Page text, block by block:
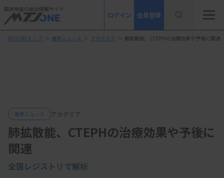
臨床検査の総合情報サイト
ログイン 会員登録
MTJONEトップ ＞ 業界ニュース ＞ アカデミア ＞ 肺拡散能、CTEPHの治療効果や予後に関連
業界ニュース アカデミア
肺拡散能、CTEPHの治療効果や予後に
関連
全国レジストリで解析